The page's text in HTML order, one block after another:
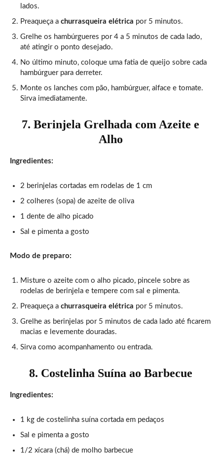
lados.
Preaqueça a churrasqueira elétrica por 5 minutos.
Grelhe os hambúrgueres por 4 a 5 minutos de cada lado,
até atingir o ponto desejado.
No último minuto, coloque uma fatia de queijo sobre cada
hambúrguer para derreter.
Monte os lanches com pão, hambúrguer, alface e tomate.
Sirva imediatamente.
7. Berinjela Grelhada com Azeite e
Alho
Ingredientes:
2 berinjelas cortadas em rodelas de 1 cm
2 colheres (sopa) de azeite de oliva
1 dente de alho picado
Sal e pimenta a gosto
Modo de preparo:
Misture o azeite com o alho picado, pincele sobre as
rodelas de berinjela e tempere com sal e pimenta.
Preaqueça a churrasqueira elétrica por 5 minutos.
Grelhe as berinjelas por 5 minutos de cada lado até ficarem
macias e levemente douradas.
Sirva como acompanhamento ou entrada.
8. Costelinha Suína ao Barbecue
Ingredientes:
1 kg de costelinha suína cortada em pedaços
Sal e pimenta a gosto
1/2 xícara (chá) de molho barbecue